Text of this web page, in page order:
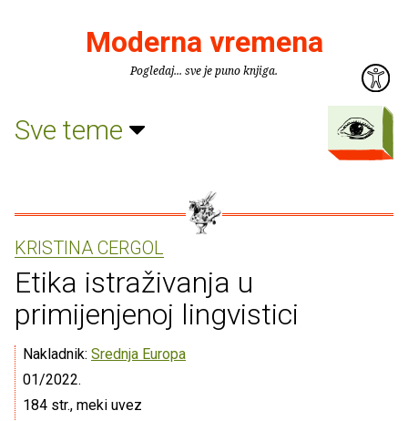
Moderna vremena
Pogledaj... sve je puno knjiga.
Sve teme
KRISTINA CERGOL
Etika istraživanja u
primijenjenoj lingvistici
Nakladnik: Srednja Europa
01/2022.
184 str., meki uvez